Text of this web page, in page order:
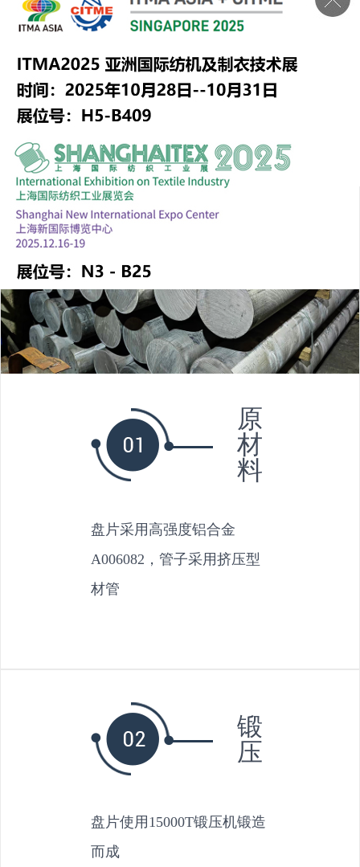
永康市诚鑫铝制品有限公司专业生产经编机、织带机等配用
鋁盘头、织轴生产厂家，拥有先进的设备和生产技术。自
此，为您展示我司完整的生产流水线过程，具备年生产20万
只铝盘头的能力。如需订购：随时电联，舒经理：0579-
87294296
87208200
原
材
料
盘片采用高强度铝合金
A006082，管子采用挤压型
材管
锻
压
盘片使用15000T锻压机锻造
而成